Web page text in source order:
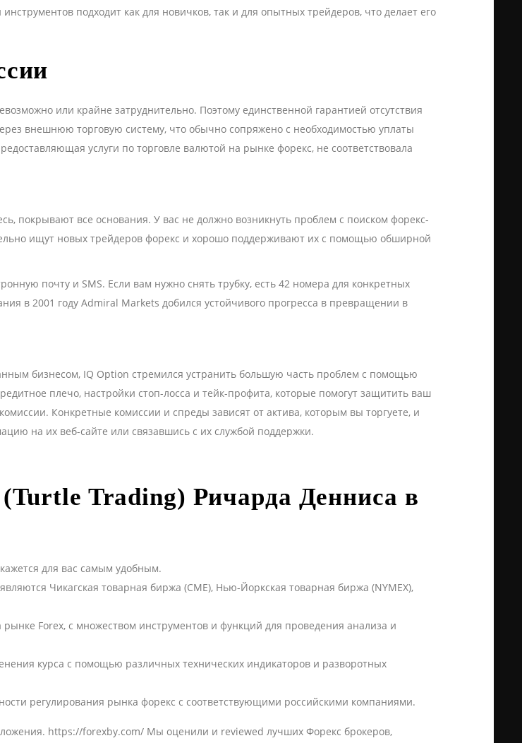
подходит как для новичков, так и для опытных трейдеров, что делает его
или крайне затруднительно. Поэтому единственной гарантией отсутствия
внешнюю торговую систему, что обычно сопряжено с необходимостью уплаты
услуги по торговле валютой на рынке форекс, не соответствовала
покрывают все основания. У вас не должно возникнуть проблем с поиском форекс-
ищут новых трейдеров форекс и хорошо поддерживают их с помощью обширной
почту и SMS. Если вам нужно снять трубку, есть 42 номера для конкретных
в 2001 году Admiral Markets добился устойчивого прогресса в превращении в
бизнесом, IQ Option стремился устранить большую часть проблем с помощью
плечо, настройки стоп-лосса и тейк-профита, которые помогут защитить ваш
Конкретные комиссии и спреды зависят от актива, которым вы торгуете, и
на их веб-сайте или связавшись с их службой поддержки.
(Turtle Trading) Ричарда Денниса в
для вас самым удобным.
Чикагская товарная биржа (CME), Нью-Йоркская товарная биржа (NYMEX),
Forex, с множеством инструментов и функций для проведения анализа и
курса с помощью различных технических индикаторов и разворотных
регулирования рынка форекс с соответствующими российскими компаниями.
https://forexby.com/ Мы оценили и reviewed лучших Форекс брокеров,